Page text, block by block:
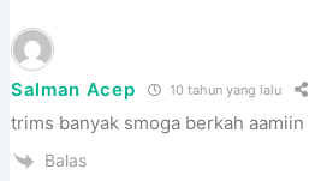
Salman Acep 10 tahun yang lalu
trims banyak smoga berkah aamiin
Balas